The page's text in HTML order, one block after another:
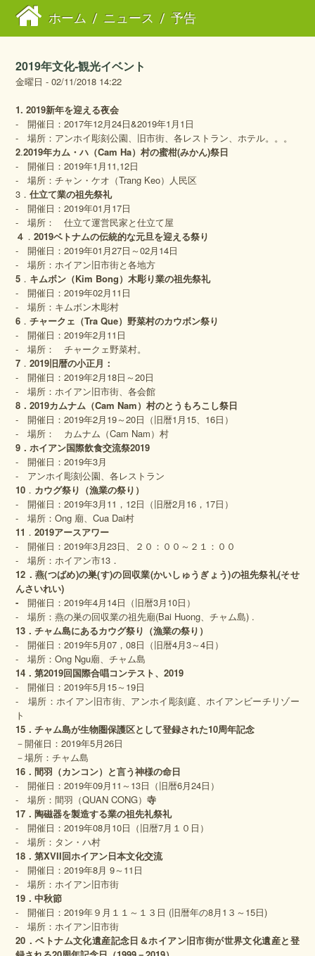
ホーム / ニュース / 予告
2019年文化‐観光イベント
金曜日 - 02/11/2018 14:22
1. 2019新年を迎える夜会
‐ 開催日：2017年12月24日&2019年1月1日
‐ 場所：アンホイ彫刻公園、旧市街、各レストラン、ホテル。。。
2.2019年カム・ハ（Cam Ha）村の蜜柑(みかん)祭日
‐ 開催日：2019年1月11,12日
‐ 場所：チャン・ケオ（Trang Keo）人民区
3．仕立て業の祖先祭礼
‐ 開催日：2019年01月17日
‐ 場所： 仕立て運営民家と仕立て屋
４ ．2019ベトナムの伝統的な元旦を迎える祭り
‐ 開催日：2019年01月27日～02月14日
‐ 場所：ホイアン旧市街と各地方
5 ． キムボン（Kim Bong）木彫り業の祖先祭礼
‐ 開催日：2019年02月11日
‐ 場所：キムボン木彫村
6 ．チャークェ（Tra Que）野菜村のカウボン祭り
‐ 開催日：2019年2月11日
‐ 場所： チャークェ野菜村。
7 ．2019旧暦の小正月：
‐ 開催日：2019年2月18日～20日
‐ 場所：ホイアン旧市街、各会館
8．2019カムナム（Cam Nam）村のとうもろこし祭日
‐ 開催日：2019年2月19～20日（旧暦1月15、16日）
‐ 場所： カムナム（Cam Nam）村
9．ホイアン国際飲食交流祭2019
‐ 開催日：2019年3月
‐ アンホイ彫刻公園、各レストラン
10 ． カウグ祭り（漁業の祭り）
‐ 開催日：2019年3月11，12日（旧暦2月16，17日）
‐ 場所：Ong 廟、Cua Dai村
11 ．2019アースアワー
‐ 開催日：2019年3月23日、２０：００～２１：００
‐ 場所：ホイアン市13．
12．燕(つばめ)の巣(す)の回収業(かいしゅうぎょう)の祖先祭礼(そせ
んさいれい)
‐開催日：2019年4月14日（旧暦3月10日）
‐ 場所：燕の巣の回収業の祖先廟(Bai Huong、チャム島) .
13．チャム島にあるカウグ祭り（漁業の祭り）
‐ 開催日：2019年5月07，08日（旧暦4月3～4日）
‐ 場所：Ong Ngu廟、チャム島
14．第2019回国際合唱コンテスト、2019
‐ 開催日：2019年5月15～19日
‐ 場所：ホイアン旧市街、アンホイ彫刻庭、ホイアンビーチリゾー
ト
15．チャム島が生物圏保護区として登録された10周年記念
－開催日：2019年5月26日
－場所：チャム島
16．間羽 （カンコン） と言う神様の命日
‐ 開催日：2019年09月11～13日（旧暦6月24日）
‐ 場所：間羽（QUAN CONG）寺
17 ．陶磁器を製造する業の祖先礼祭礼
‐ 開催日：2019年08月10日（旧暦7月１０日）
‐ 場所：タン・ハ村
18 ．第XVII回ホイアン日本文化交流
‐ 開催日：2019年8月 9～11日
‐ 場所：ホイアン旧市街
19．中秋節
- 開催日：2019年９月１１～１３日 (旧暦年の8月1３～15日)
‐ 場所：ホイアン旧市街
20．ベトナム文化遺産記念日＆ホイアン旧市街が世界文化遺産と登